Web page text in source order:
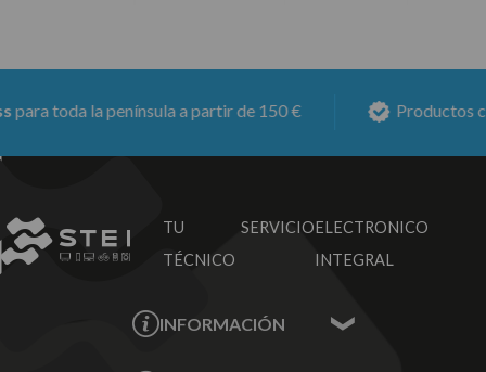
toda la península a partir de 150 € Productos con
TU SERVICIO
TÉCNICO
ELECTRONICO
INTEGRAL
INFORMACIÓN